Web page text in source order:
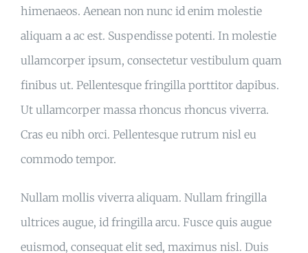
himenaeos. Aenean non nunc id enim molestie
aliquam a ac est. Suspendisse potenti. In molestie
ullamcorper ipsum, consectetur vestibulum quam
finibus ut. Pellentesque fringilla porttitor dapibus.
Ut ullamcorper massa rhoncus rhoncus viverra.
Cras eu nibh orci. Pellentesque rutrum nisl eu
commodo tempor.
Nullam mollis viverra aliquam. Nullam fringilla
ultrices augue, id fringilla arcu. Fusce quis augue
euismod, consequat elit sed, maximus nisl. Duis